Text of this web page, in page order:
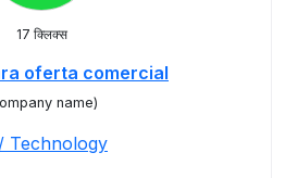
17 क्लिक्स
oferta comercial
name)
Technology